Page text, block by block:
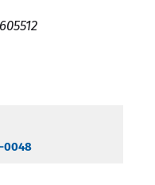
0048